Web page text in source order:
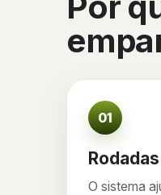
01
O sistema